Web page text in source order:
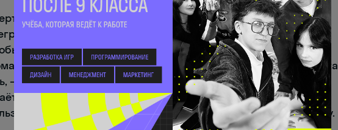
по искусственному интеллекту, который создаёт и обучает
их в реальные продукты и системы. Его основная
модели умели работать с большими массивами данных и
без постоянного контроля со стороны человека. Data
— это специалист, который соединяет в себе аналитика и
алгоритмы для предсказания и выявления скрытых
программирование, статистику и предметную экспертизу.